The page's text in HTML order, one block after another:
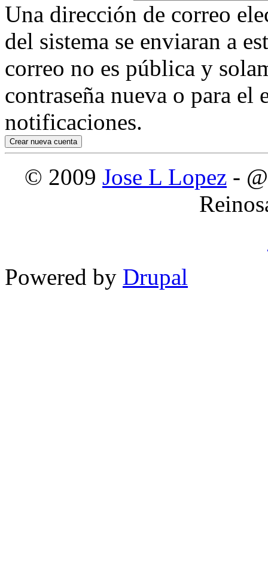
Una dirección de correo
del sistema se enviaran a
correo no es pública y
contraseña nueva o para
notificaciones.
© 2009 Jose L Lopez -
Powered by Drupal